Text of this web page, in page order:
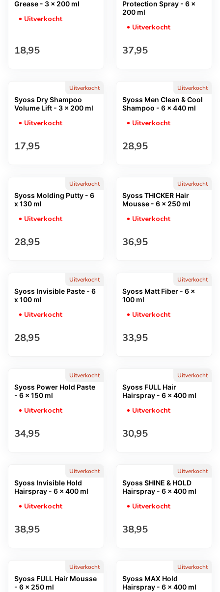
Grease - 3 x 200 ml
Uitverkocht
Normale prijs
18,95
Protection Spray - 6 x
200 ml
Uitverkocht
Normale prijs
37,95
Uitverkocht
Syoss Dry Shampoo
Volume Lift - 3 x 200 ml
Uitverkocht
Normale prijs
17,95
Uitverkocht
Syoss Men Clean & Cool
Shampoo - 6 x 440 ml
Uitverkocht
Normale prijs
28,95
Uitverkocht
Syoss Molding Putty - 6
x 130 ml
Uitverkocht
Normale prijs
28,95
Uitverkocht
Syoss THICKER Hair
Mousse - 6 x 250 ml
Uitverkocht
Normale prijs
36,95
Uitverkocht
Syoss Invisible Paste - 6
x 100 ml
Uitverkocht
Normale prijs
28,95
Uitverkocht
Syoss Matt Fiber - 6 x
100 ml
Uitverkocht
Normale prijs
33,95
Uitverkocht
Syoss Power Hold Paste
- 6 x 150 ml
Uitverkocht
Normale prijs
34,95
Uitverkocht
Syoss FULL Hair
Hairspray - 6 x 400 ml
Uitverkocht
Normale prijs
30,95
Uitverkocht
Syoss Invisible Hold
Hairspray - 6 x 400 ml
Uitverkocht
Normale prijs
38,95
Uitverkocht
Syoss SHINE & HOLD
Hairspray - 6 x 400 ml
Uitverkocht
Normale prijs
38,95
Uitverkocht
Syoss FULL Hair Mousse
- 6 x 250 ml
Uitverkocht
Syoss MAX Hold
Hairspray - 6 x 400 ml